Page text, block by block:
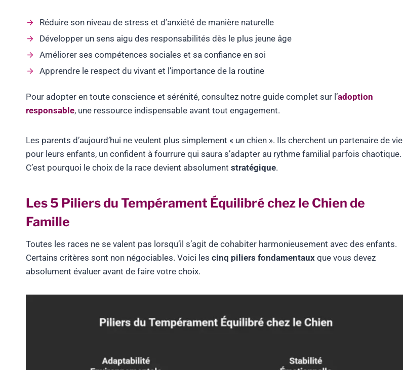
Réduire son niveau de stress et d’anxiété de manière naturelle
Développer un sens aigu des responsabilités dès le plus jeune âge
Améliorer ses compétences sociales et sa confiance en soi
Apprendre le respect du vivant et l’importance de la routine
Pour adopter en toute conscience et sérénité, consultez notre guide complet sur l’adoption
responsable, une ressource indispensable avant tout engagement.
Les parents d’aujourd’hui ne veulent plus simplement « un chien ». Ils cherchent un partenaire de vie
pour leurs enfants, un confident à fourrure qui saura s’adapter au rythme familial parfois chaotique.
C’est pourquoi le choix de la race devient absolument stratégique.
Les 5 Piliers du Tempérament Équilibré chez le Chien de
Famille
Toutes les races ne se valent pas lorsqu’il s’agit de cohabiter harmonieusement avec des enfants.
Certains critères sont non négociables. Voici les cinq piliers fondamentaux que vous devez
absolument évaluer avant de faire votre choix.